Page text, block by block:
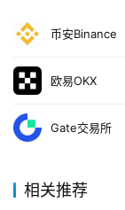
币安Binance
欧易OKX
Gate交易所
相关推荐